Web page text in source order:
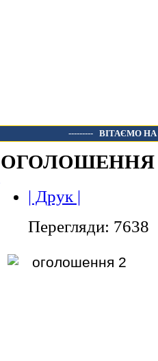
--------- ВІТАЄМО
ОГОЛОШЕННЯ
| Друк |
Перегляди: 7638